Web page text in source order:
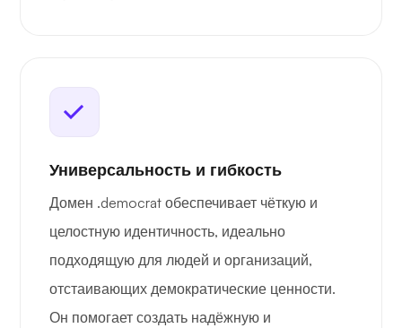
Универсальность и гибкость
Домен .democrat обеспечивает чёткую и
целостную идентичность, идеально
подходящую для людей и организаций,
отстаивающих демократические ценности.
Он помогает создать надёжную и